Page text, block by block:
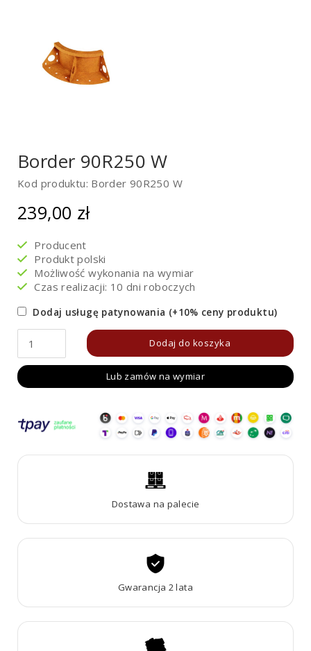
Border 90R250 W
Kod produktu: Border 90R250 W
239,00 zł
Producent
Produkt polski
Możliwość wykonania na wymiar
Czas realizacji: 10 dni roboczych
Dodaj usługę patynowania (+10% ceny produktu)
ilość
Border
90R250
Dodaj do koszyka
Lub zamów na wymiar
Dostawa na palecie
Gwarancja 2 lata